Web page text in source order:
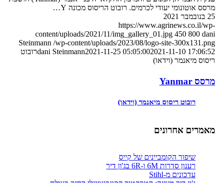
מרסס אוטונומי יעודי לכרמים. רובוט הריסוס מכונה Y…
25 בנובמבר 2021
https://www.agrinews.co.il/wp-
content/uploads/2021/11/img_gallery_01.jpg 450 800 dani
Steinmann /wp-content/uploads/2023/08/logo-site-300x131.png
dani Steinmann2021-11-25 05:05:002021-11-10 17:06:52
רובוט
ריסוס מיאנמר (וידאו)
מרסס Yanmar
רובוט ריסוס מיאנמר (וידאו)
מאמרים אחרונים
שיפור הקומביינים של קייס
רענון סדרות 6M ו-6R בג'ון דיר
עדכונים מ-Stihl